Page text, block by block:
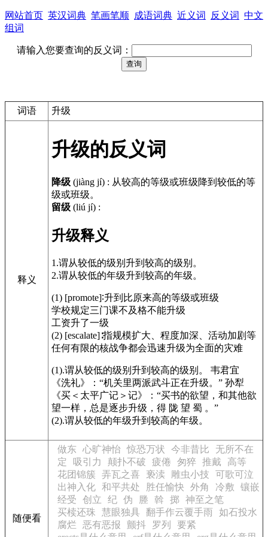
网站首页 英汉词典 笔画笔顺 成语词典 近义词 反义词 中文
组词
请输入您要查询的反义词：
词语 升级
释义
升级的反义词
降级 (jiàng jí) : 从较高的等级或班级降到较低的等
级或班级。
留级 (liú jí) :
升级释义
1.谓从较低的级别升到较高的级别。
2.谓从较低的年级升到较高的年级。
(1) [promote]∶升到比原来高的等级或班级
学校规定三门课不及格不能升级
工资升了一级
(2) [escalate]∶指规模扩大、程度加深、活动加剧等
任何有限的核战争都会迅速升级为全面的灾难
(1).谓从较低的级别升到较高的级别。 韦君宜
《洗礼》
：“机关里两派武斗正在升级。” 孙犁
《买＜太平广记＞记》
：“买书的欲望，和其他欲
望一样，总是逐步升级，得 陇 望 蜀 。”
(2).谓从较低的年级升到较高的年级。
随便看
做东 心旷神怡 惊恐万状 今非昔比
无所不在
定
吸引力 颠扑不破 疲倦 匆猝 推戴
高等
花团锦簇
弄瓦之喜 亵渎 雕虫小技
可歌可泣
出神入化 和平共处 胜任愉快 外角 冷敷
镶嵌
经受
创立 纪 伪 塍 斡 掷
神至之笔
买椟还珠
慧眼独具 翻手作云覆手雨
如石投水
腐烂
恶有恶报 颤抖 罗列
要紧